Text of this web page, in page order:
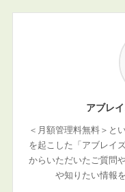
アブレ
＜月額管理料無料＞と
を起こした「アブレイ
からいただいたご質問
や知りたい情報